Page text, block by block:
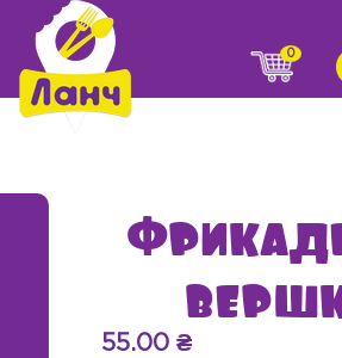
0
55.00₴